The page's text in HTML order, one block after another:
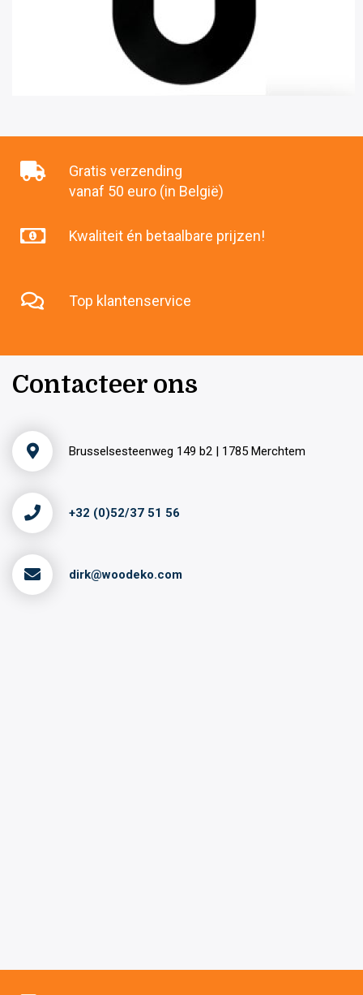
Gratis verzending
vanaf 50 euro (in België)
Kwaliteit én betaalbare prijzen!
Top klantenservice
Contacteer ons
Brusselsesteenweg 149 b2 | 1785 Merchtem
+32 (0)52/37 51 56
dirk@woodeko.com